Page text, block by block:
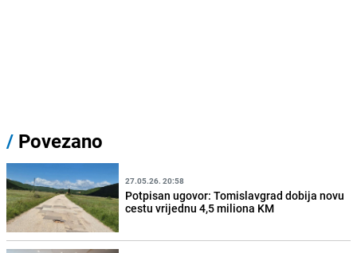
/ Povezano
27.05.26. 20:58
Potpisan ugovor: Tomislavgrad dobija novu
cestu vrijednu 4,5 miliona KM